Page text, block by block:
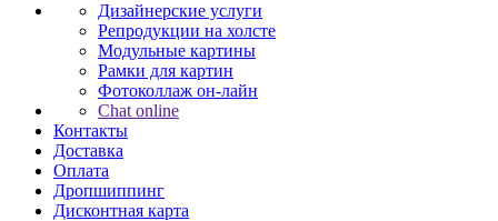
Дизайнерские услуги
Репродукции на холсте
Модульные картины
Рамки для картин
Фотоколлаж он-лайн
Chat online
Контакты
Доставка
Оплата
Дропшиппинг
Дисконтная карта